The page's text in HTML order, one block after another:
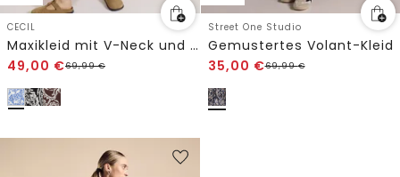
CECIL
Maxikleid mit V-Neck und Print
49,00 €69,99€
Street One Studio
Gemustertes Volant-Kleid
35,00 €69,99€